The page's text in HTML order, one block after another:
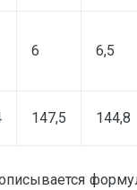
6 6,5
147,5 144,8